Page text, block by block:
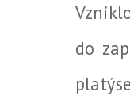
do